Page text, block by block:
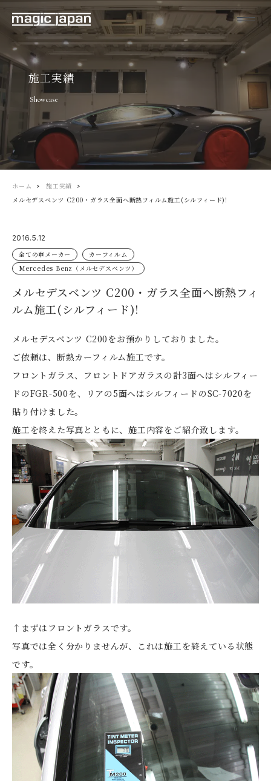
施工実績
Showcase
ホーム
施工実績
メルセデスベンツ C200・ガラス全面へ断熱フィルム施工(シルフィード)!
2016.5.12
全ての車メーカー
カーフィルム
Mercedes Benz（メルセデスベンツ）
メルセデスベンツ C200・ガラス全面へ断熱フィ
ルム施工(シルフィード)!
メルセデスベンツ C200をお預かりしておりました。
ご依頼は、断熱カーフィルム施工です。
フロントガラス、フロントドアガラスの計3面へはシルフィー
ドのFGR-500を、リアの5面へはシルフィードのSC-7020を
貼り付けました。
施工を終えた写真とともに、施工内容をご紹介致します。
↑まずはフロントガラスです。
写真では全く分かりませんが、これは施工を終えている状態
です。